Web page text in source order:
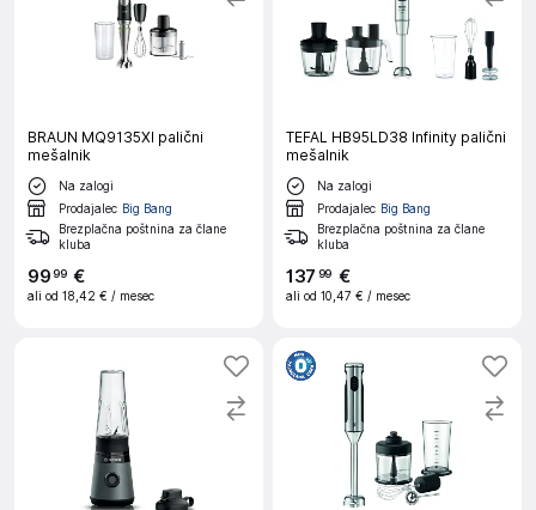
BRAUN MQ9135XI palični
mešalnik
Na zalogi
Prodajalec Big Bang
Brezplačna poštnina za člane
kluba
9999 €
ali od 18,42 € / mesec
TEFAL HB95LD38 Infinity palični
mešalnik
Na zalogi
Prodajalec Big Bang
Brezplačna poštnina za člane
kluba
137 99 €
ali od 10,47 € / mesec